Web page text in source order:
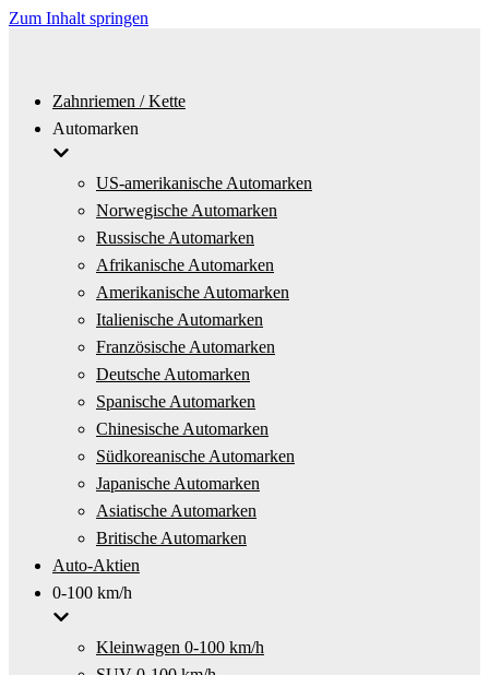
Zum Inhalt springen
Zahnriemen / Kette
Automarken
US-amerikanische Automarken
Norwegische Automarken
Russische Automarken
Afrikanische Automarken
Amerikanische Automarken
Italienische Automarken
Französische Automarken
Deutsche Automarken
Spanische Automarken
Chinesische Automarken
Südkoreanische Automarken
Japanische Automarken
Asiatische Automarken
Britische Automarken
Auto-Aktien
0-100 km/h
Kleinwagen 0-100 km/h